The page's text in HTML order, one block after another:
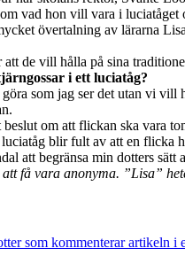
vad hon vill vara i luciatåget
övertalning av lärarna
de vill hålla på sina
i ett luciatåg?
som jag ser det utan vi
om att flickan ska vara
blir fult av att en flicka
att begränsa min dotters sätt
få vara anonyma. ”Lisa”
som kommenterar artikeln i